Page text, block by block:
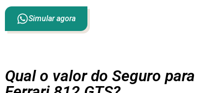
Simular agora
Qual o valor do Seguro para